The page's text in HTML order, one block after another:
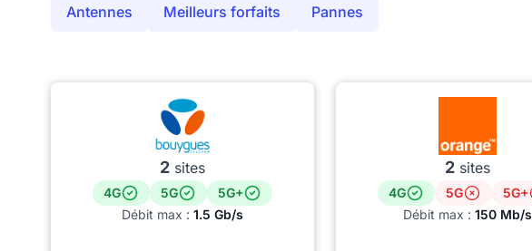
Antennes Meilleurs forfaits Pannes
2 sites
4G 5G
5G+
Débit max : 1.5 Gb/s
2 sites
4G 5G
5G+
Débit max : 150 Mb/s